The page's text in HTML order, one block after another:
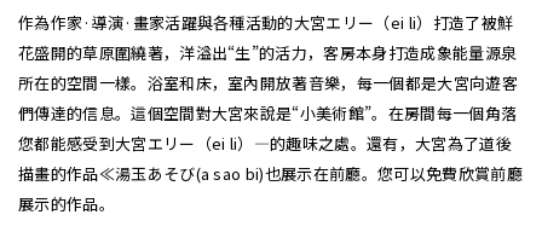
作為作家·導演·畫家活躍與各種活動的大宮エリー（ei li）打造了被鮮
花盛開的草原圍繞著，洋溢出“生”的活力，客房本身打造成象能量源泉
所在的空間一樣。浴室和床，室內開放著音樂，每一個都是大宮向遊客
們傳達的信息。這個空間對大宮來說是“小美術館”。在房間每一個角落
您都能感受到大宮エリー（ei li）—的趣味之處。還有，大宮為了道後
描畫的作品≪湯玉あそび(a sao bi)也展示在前廳。您可以免費欣賞前廳
展示的作品。